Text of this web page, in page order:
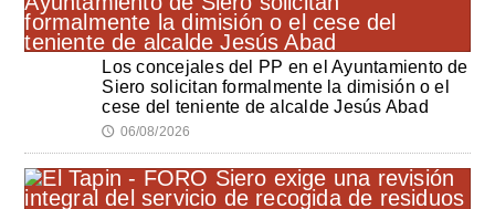
Los concejales del PP en el Ayuntamiento de
Siero solicitan formalmente la dimisión o el
cese del teniente de alcalde Jesús Abad
🕔 06/08/2026